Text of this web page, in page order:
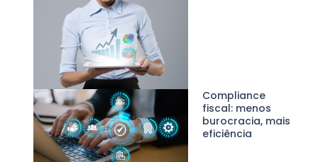
Compliance
fiscal: menos
burocracia, mais
eficiência